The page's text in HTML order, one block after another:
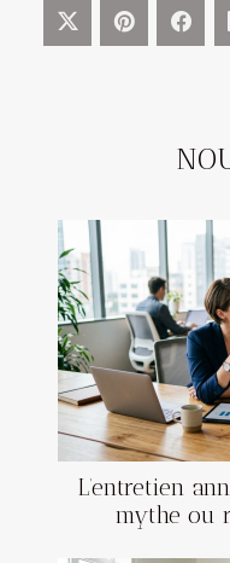
L’entretien
mythe ou